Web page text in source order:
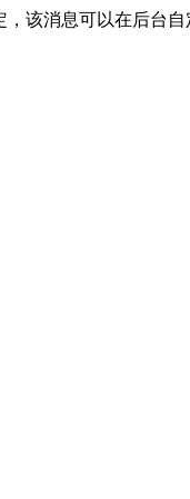
，该消息可以在后台自